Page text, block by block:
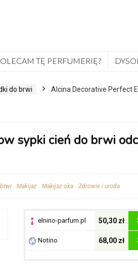
TĘ PERFUMERIĘ?
do brwi
Alcina Decorative Perfect
sypki cień do brwi
Makijaż Makijaż oka Zdrowie i uroda
elnino-parfum.pl 50,30 zł
Notino 68,00 zł